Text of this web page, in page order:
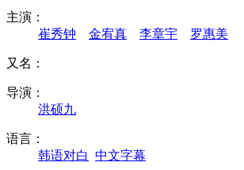
主演：
崔秀钟
金宥真 李章宇 罗惠美
又名：
导演：
洪硕九
语言：
韩语对白 中文字幕